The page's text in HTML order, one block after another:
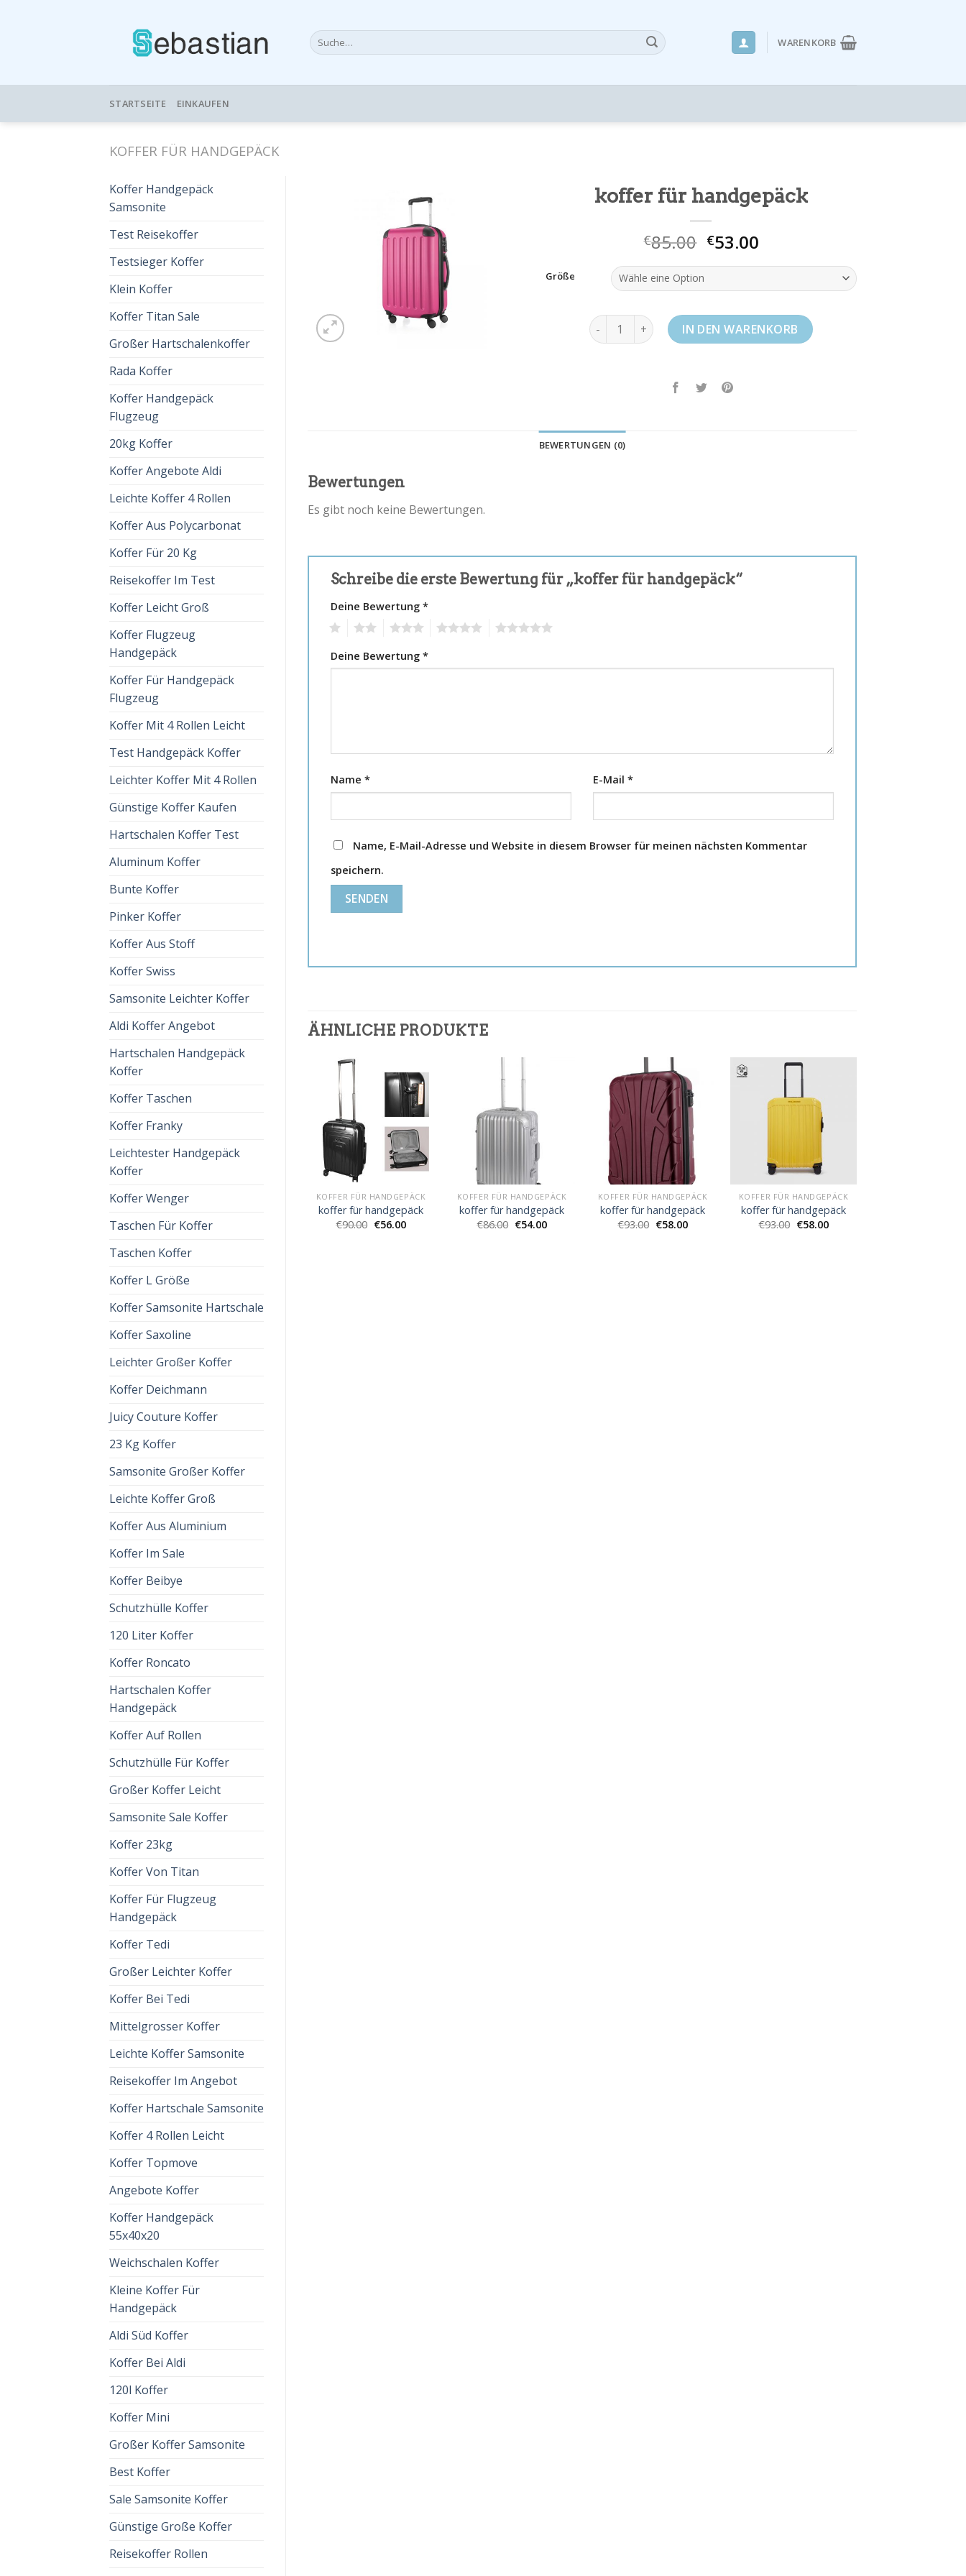
Suche
nach:
WARENKORB
STARTSEITE EINKAUFEN
KOFFER FÜR HANDGEPÄCK
Koffer Handgepäck
Samsonite
Test Reisekoffer
Testsieger Koffer
Klein Koffer
Koffer Titan Sale
Großer Hartschalenkoffer
Rada Koffer
Koffer Handgepäck
Flugzeug
20kg Koffer
Koffer Angebote Aldi
Leichte Koffer 4 Rollen
Koffer Aus Polycarbonat
Koffer Für 20 Kg
Reisekoffer Im Test
Koffer Leicht Groß
Koffer Flugzeug
Handgepäck
Koffer Für Handgepäck
Flugzeug
Koffer Mit 4 Rollen Leicht
Test Handgepäck Koffer
Leichter Koffer Mit 4 Rollen
Günstige Koffer Kaufen
Hartschalen Koffer Test
Aluminum Koffer
Bunte Koffer
Pinker Koffer
Koffer Aus Stoff
Koffer Swiss
Samsonite Leichter Koffer
Aldi Koffer Angebot
Hartschalen Handgepäck
Koffer
Koffer Taschen
Koffer Franky
Leichtester Handgepäck
Koffer
Koffer Wenger
Taschen Für Koffer
Taschen Koffer
Koffer L Größe
Koffer Samsonite Hartschale
Koffer Saxoline
Leichter Großer Koffer
Koffer Deichmann
Juicy Couture Koffer
23 Kg Koffer
Samsonite Großer Koffer
Leichte Koffer Groß
Koffer Aus Aluminium
Koffer Im Sale
Koffer Beibye
Schutzhülle Koffer
120 Liter Koffer
Koffer Roncato
Hartschalen Koffer
Handgepäck
Koffer Auf Rollen
Schutzhülle Für Koffer
Großer Koffer Leicht
Samsonite Sale Koffer
Koffer 23kg
Koffer Von Titan
Koffer Für Flugzeug
Handgepäck
Koffer Tedi
Großer Leichter Koffer
Koffer Bei Tedi
Mittelgrosser Koffer
Leichte Koffer Samsonite
Reisekoffer Im Angebot
Koffer Hartschale Samsonite
Koffer 4 Rollen Leicht
Koffer Topmove
Angebote Koffer
Koffer Handgepäck
55x40x20
Weichschalen Koffer
Kleine Koffer Für
Handgepäck
Aldi Süd Koffer
Koffer Bei Aldi
120l Koffer
Koffer Mini
Großer Koffer Samsonite
Best Koffer
Sale Samsonite Koffer
Günstige Große Koffer
Reisekoffer Rollen
koffer für handgepäck
€85.00 €53.00
Größe
koffer für handgepäck MengeIN DEN WARENKORB
BEWERTUNGEN (0)
Bewertungen
Es gibt noch keine Bewertungen.
Schreibe die erste Bewertung für „koffer für handgepäck“
Deine Bewertung *
Deine Bewertung *
Name * E-Mail *
Name, E-Mail-Adresse und Website in diesem Browser für meinen nächsten Kommentar
speichern.
ÄHNLICHE PRODUKTE
KOFFER FÜR HANDGEPÄCK
koffer für handgepäck
€90.00 €56.00
KOFFER FÜR HANDGEPÄCK
koffer für handgepäck
€86.00 €54.00
KOFFER FÜR HANDGEPÄCK
koffer für handgepäck
€93.00 €58.00
KOFFER FÜR HANDGEPÄCK
koffer für handgepäck
€93.00 €58.00
KOFFER FÜR HANDGEPÄCK
57.00
koffer für handgepäck